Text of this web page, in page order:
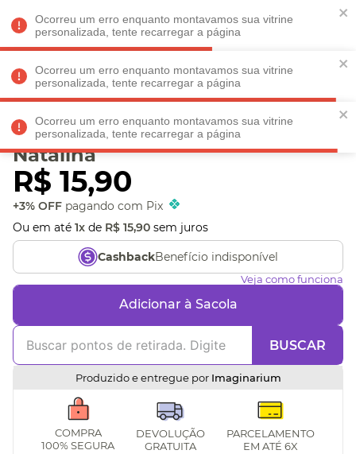
Ocorreu um erro enquanto montavamos sua vitrine
personalizada, tente recarregar a página
Ocorreu um erro enquanto montavamos sua vitrine
personalizada, tente recarregar a página
Ocorreu um erro enquanto montavamos sua vitrine
personalizada, tente recarregar a página
Faltam REGULAMENTO
Veja produtos perto de você! Informe seu CEP
Cartão Natal Valeu
Natalina
R$ 15,90
+3% OFF pagando com Pix
Ou em até 1x de R$ 15,90 sem juros
CashbackBenefício indisponível
Veja como funciona
Adicionar à Sacola
BUSCAR
Produzido e entregue por Imaginarium
COMPRA
100% SEGURA
DEVOLUÇÃO
GRATUITA
PARCELAMENTO
EM ATÉ 6X